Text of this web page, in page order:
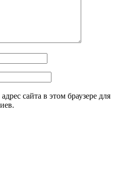
сайта в этом браузере для